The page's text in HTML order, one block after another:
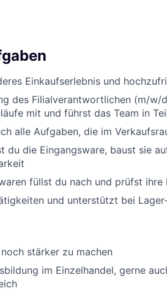
Einkaufserlebnis und
des Filialverantwortlichen (m/
mit und führst das Team in
alle Aufgaben, die im
du die Eingangsware, baust sie
füllst du nach und prüfst ihre
und unterstützt bei
noch stärker zu machen
im Einzelhandel, gerne